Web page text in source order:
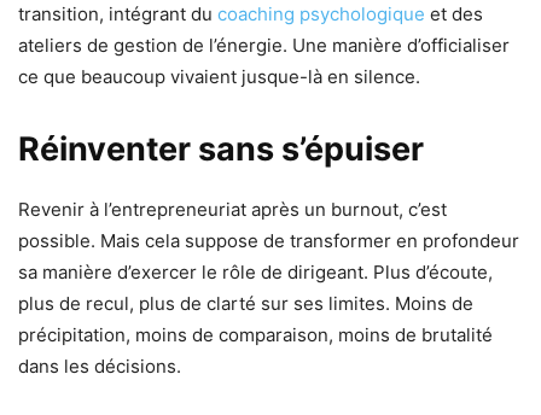
transition, intégrant du coaching psychologique et des
ateliers de gestion de l’énergie. Une manière d’officialiser
ce que beaucoup vivaient jusque-là en silence.
Réinventer sans s’épuiser
Revenir à l’entrepreneuriat après un burnout, c’est
possible. Mais cela suppose de transformer en profondeur
sa manière d’exercer le rôle de dirigeant. Plus d’écoute,
plus de recul, plus de clarté sur ses limites. Moins de
précipitation, moins de comparaison, moins de brutalité
dans les décisions.